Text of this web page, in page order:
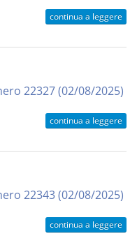
continua a leggere
22327 (02/08/2025)
continua a leggere
22343 (02/08/2025)
continua a leggere